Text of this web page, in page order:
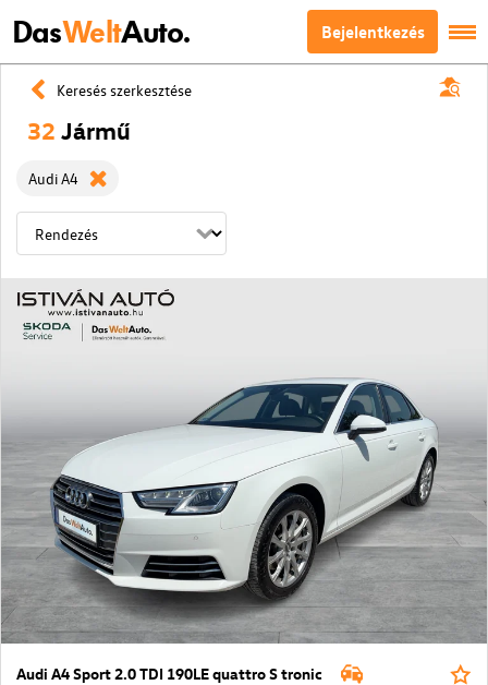
DasWeltAuto. Bejelentkezés
Keresés szerkesztése
32 Jármű
Audi A4
Audi A4 Sport 2.0 TDI 190LE quattro S tronic